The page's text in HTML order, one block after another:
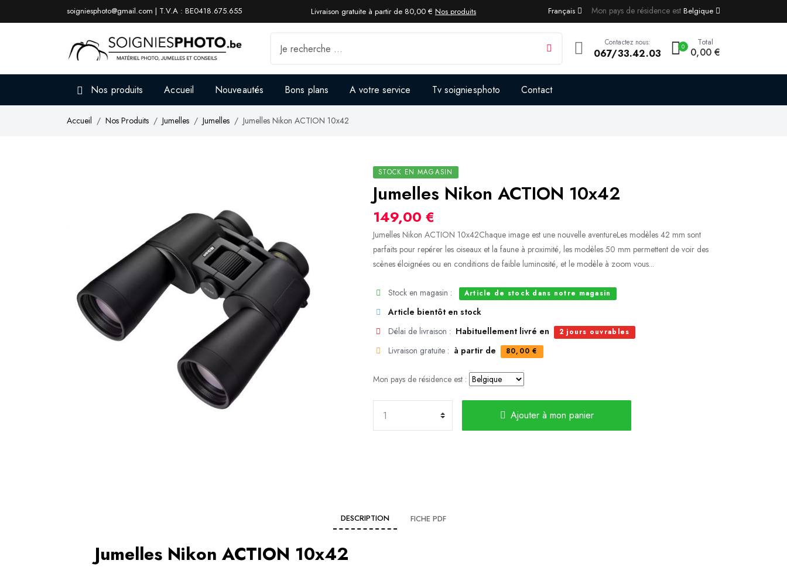
soigniesphoto@gmail.com | T.V.A : BE0418.675.655 Livraison gratuite à partir de 80,00 € Nos produits Mon pays de résidence est Belgique
Français
Contactez nous:
067/33.42.03
0 Total
0,00 €
Nos produits Accueil Nouveautés Bons plans A votre service Tv soigniesphoto Contact
Accueil Nos Produits Jumelles Jumelles Jumelles Nikon ACTION 10x42
STOCK EN MAGASIN
Jumelles Nikon ACTION 10x42
149,00 €
Jumelles Nikon ACTION 10x42Chaque image est une nouvelle aventureLes modèles 42 mm sont
parfaits pour repérer les oiseaux et la faune à proximité, les modèles 50 mm permettent de voir des
scènes éloignées ou en conditions de faible luminosité, et le modèle à zoom vous...
Stock en magasin : Article de stock dans notre magasin
Article bientôt en stock
Délai de livraison : Habituellement livré en 2 jours ouvrables
Livraison gratuite : à partir de 80,00 €
Mon pays de résidence est :
Ajouter à mon panier
DESCRIPTION FICHE PDF
Jumelles Nikon ACTION 10x42